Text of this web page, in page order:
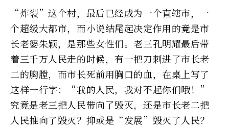
“炸裂”这个村，最后已经成为一个直辖市，一
个超级大都市，而小说结尾起决定作用的竟是市
长老婆朱颖，是那些女性们。老三孔明耀最后带
着三千万人民走的时候，有一把刀刺进了市长老
二的胸膛，而市长死前用胸口的血，在桌上写了
这样一行字：“我的人民，我对不起你们哦！”
究竟是老三把人民带向了毁灭，还是市长老二把
人民推向了毁灭？抑或是“发展”毁灭了人民？